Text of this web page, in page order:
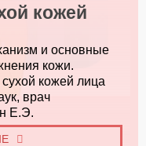
кожей
и основные
кожи.
кожей лица
врач
Е.Э.